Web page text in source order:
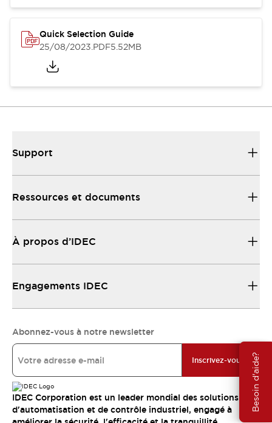
Besoin d'aide?
Quick Selection Guide
25/08/2023.PDF5.52MB
Support
Ressources et documents
À propos d’IDEC
Engagements IDEC
Abonnez-vous à notre newsletter
Inscrivez-vous
IDEC Corporation est un leader mondial des solutions
d'automatisation et de contrôle industriel, engagé à